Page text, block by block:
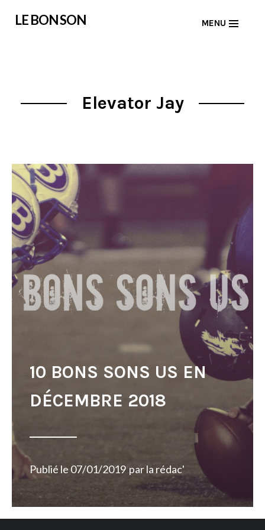
LE BON SON MENU
Elevator Jay
10 BONS SONS US EN
DÉCEMBRE 2018
Publié le 07/01/2019 parla rédac'